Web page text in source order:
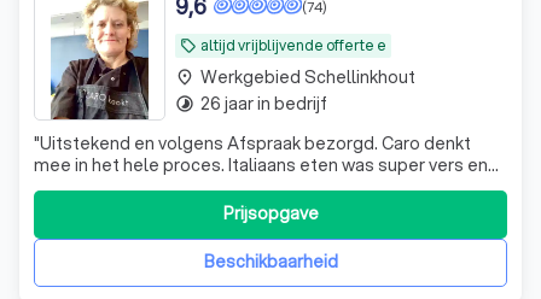
local_offer altijd vrijblijvende offerte e
(74)
"Uitstekend en volgens Afspraak bezorgd. Caro denkt
mee in het hele proces. Italiaans eten was super vers en
super lekker. Zeker een aanrader"
Beschikbaarheid
Prijsopgave
place Werkgebied Schellinkhout
timelapse 26 jaar in bedrijf